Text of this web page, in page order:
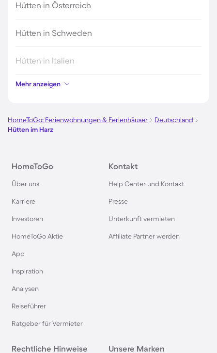
Hütten in Österreich
Hütten in Schweden
Hütten in Italien
Hütten in Holland
Hütten in Deutschland
Hütten in Norwegen
Hütten in Spanien
Hütten in Frankreich
Hütten im Salzburger Land
Mehr anzeigen
HomeToGo: Ferienwohnungen & Ferienhäuser
Deutschland
Hütten im Harz
HomeToGo
Über uns
Karriere
Investoren
HomeToGo Aktie
App
Inspiration
Analysen
Reiseführer
Ratgeber für Vermieter
Kontakt
Help Center und Kontakt
Presse
Unterkunft vermieten
Affiliate Partner werden
Rechtliche Hinweise Unsere Marken